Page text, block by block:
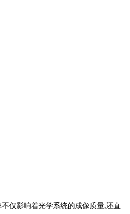
仅影响着光学系统的成像质量,还直